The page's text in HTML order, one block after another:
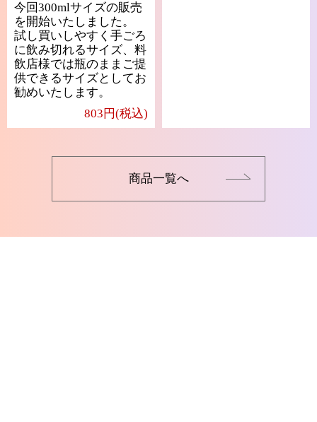
今回300mlサイズの販売
を開始いたしました。
試し買いしやすく手ごろ
に飲み切れるサイズ、料
飲店様では瓶のままご提
供できるサイズとしてお
勧めいたします。
803円(税込)
商品一覧へ